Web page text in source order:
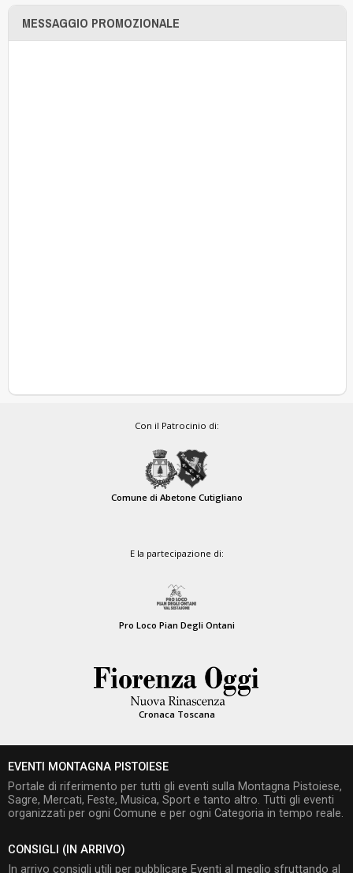
MESSAGGIO PROMOZIONALE
Con il Patrocinio di:
Comune di Abetone Cutigliano
E la partecipazione di:
Pro Loco Pian Degli Ontani
Cronaca Toscana
EVENTI MONTAGNA PISTOIESE
Portale di riferimento per tutti gli eventi sulla Montagna Pistoiese,
Sagre, Mercati, Feste, Musica, Sport e tanto altro. Tutti gli eventi
organizzati per ogni Comune e per ogni Categoria in tempo reale.
CONSIGLI (IN ARRIVO)
In arrivo consigli utili per pubblicare Eventi al meglio sfruttando al